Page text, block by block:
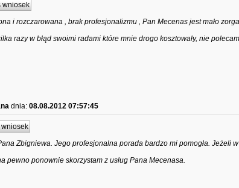
wniosek
i rozczarowana , brak profesjonalizmu , Pan Mecenas jest mało
razy w błąd swoimi radami które mnie drogo kosztowały, nie
dnia: 08.08.2012 07:57:45
wniosek
Zbigniewa. Jego profesjonalna porada bardzo mi pomogła. Jeżeli
pewno ponownie skorzystam z usług Pana Mecenasa.